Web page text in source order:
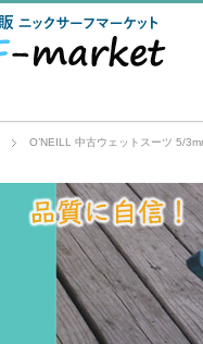
O’NEILL 中古ウェットスーツ 5/